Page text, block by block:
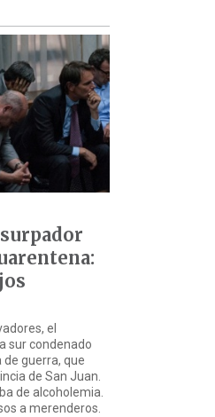
el
sur condenado
guerra, que
de San Juan.
de alcoholemia.
a merenderos.